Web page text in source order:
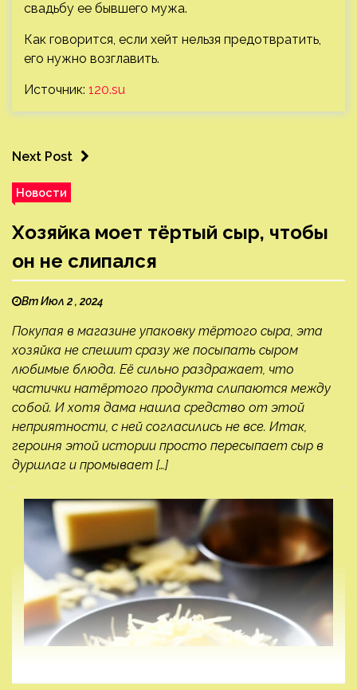
свадьбу ее бывшего мужа.
Как говорится, если хейт нельзя предотвратить,
его нужно возглавить.
Источник: 120.su
Next Post
Новости
Хозяйка моет тёртый сыр, чтобы
он не слипался
Вт Июл 2 , 2024
Покупая в магазине упаковку тёртого сыра, эта
хозяйка не спешит сразу же посыпать сыром
любимые блюда. Её сильно раздражает, что
частички натёртого продукта слипаются между
собой. И хотя дама нашла средство от этой
неприятности, с ней согласились не все. Итак,
героиня этой истории просто пересыпает сыр в
дуршлаг и промывает […]